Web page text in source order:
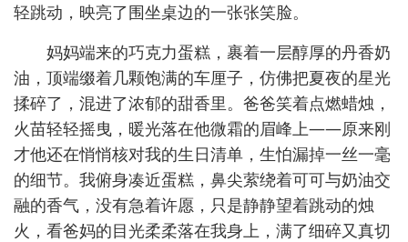
轻跳动，映亮了围坐桌边的一张张笑脸。
妈妈端来的巧克力蛋糕，裹着一层醇厚的丹香奶
油，顶端缀着几颗饱满的车厘子，仿佛把夏夜的星光
揉碎了，混进了浓郁的甜香里。爸爸笑着点燃蜡烛，
火苗轻轻摇曳，暖光落在他微霜的眉峰上——原来刚
才他还在悄悄核对我的生日清单，生怕漏掉一丝一毫
的细节。我俯身凑近蛋糕，鼻尖萦绕着可可与奶油交
融的香气，没有急着许愿，只是静静望着跳动的烛
火，看爸妈的目光柔柔落在我身上，满了细碎又真切